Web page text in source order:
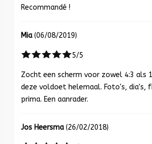
Recommandé !
Mia(06/08/2019)
5/5
Zocht een scherm voor zowel 4:3 als
deze voldoet helemaal. Foto's, dia's,
prima. Een aanrader.
Jos Heersma(26/02/2018)